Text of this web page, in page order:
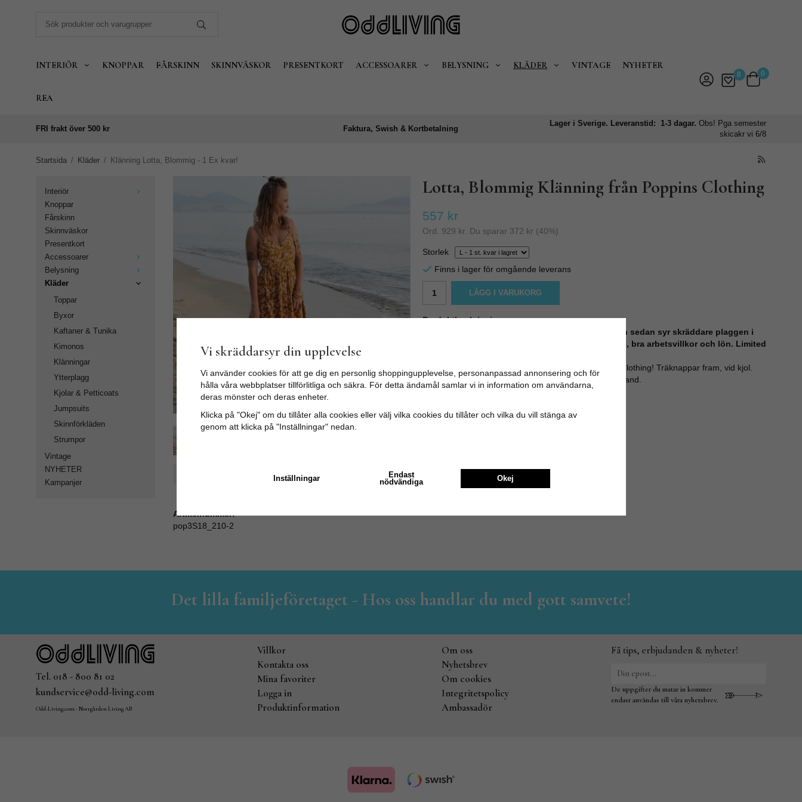
INTERIÖR KNOPPAR FÅRSKINN SKINNVÄSKOR PRESENTKORT ACCESSOARER BELYSNING KLÄDER VINTAGE NYHETER
REA
0 0
FRI frakt över 500 kr Faktura, Swish & Kortbetalning
Lager i Sverige. Leveranstid: 1-3 dagar.Obs! Pga semester
skicakr vi 6/8
Startsida / Kläder / Klänning Lotta, Blommig - 1 Ex kvar!
Interiör
Knoppar
Fårskinn
Skinnväskor
Presentkort
Accessoarer
Belysning
Kläder
Toppar
Byxor
Kaftaner & Tunika
Kimonos
Klänningar
Ytterplagg
Kjolar & Petticoats
Jumpsuits
Skinnförkläden
Strumpor
Vintage
NYHETER
Kampanjer
Lotta, Blommig Klänning från Poppins Clothing
557 kr
Ord. 929 kr. Du sparar 372 kr (40%)
Storlek
Finns i lager för omgående leverans
LÄGG I VARUKORG
Produktbeskrivning:
Poppins Clothing väljer personligen alla tyger och sedan syr skräddare plaggen i
hemmet på egen symaskin. Garanterat hög kvalité, bra arbetsvillkor och lön. Limited
Klassisk klänning med smala axelband från Poppins Clothing! Träknappar fram, vid kjol.
Rymliga fickor fram på kjolen. Justerbara smala axelband.
Artikelnummer:
pop3S18_210-2
Det lilla familjeföretaget - Hos oss handlar du med gott samvete!
Tel. 018 - 800 81 02
kundservice@odd-living.com
Odd-Living.com - Norrgården Living AB
Villkor
Kontakta oss
Mina favoriter
Logga in
Produktinformation
Om oss
Nyhetsbrev
Om cookies
Integritetspolicy
Ambassadör
Få tips, erbjudanden & nyheter!
De uppgifter du matar in kommer
endast användas till våra nyhetsbrev.
Vi skräddarsyr din upplevelse
Vi använder cookies för att ge dig en personlig shoppingupplevelse, personanpassad annonsering och för
hålla våra webbplatser tillförlitliga och säkra. För detta ändamål samlar vi in information om användarna,
deras mönster och deras enheter.
Klicka på "Okej" om du tillåter alla cookies eller välj vilka cookies du tillåter och vilka du vill stänga av
genom att klicka på "Inställningar" nedan.
Inställningar
Endast
nödvändiga
Okej